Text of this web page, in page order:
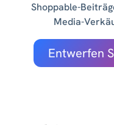
Shoppable-
Media-
Entwerfen